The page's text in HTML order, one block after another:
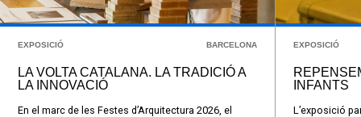
EXPOSICIÓ BARCELONA
LA VOLTA CATALANA. LA TRADICIÓ A
LA INNOVACIÓ
En el marc de les Festes d’Arquitectura 2026, el
EXPOSICIÓ
INFANTS
L’exposició